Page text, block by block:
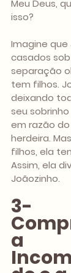
Meu Deus,
isso?
Imagine que
casados
separação
tem filhos.
deixando
seu
em razão
herdeira.
filhos, ela
Assim, ela
Joãozinho.
3-
a